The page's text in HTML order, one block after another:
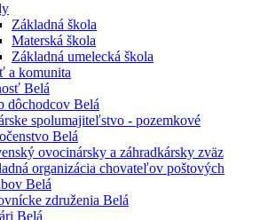
Základná škola
Materská škola
Základná umelecká škola
a komunita
Belá
dôchodcov Belá
spolumajiteľstvo - pozemkové
Belá
ovocinársky a záhradkársky zväz
organizácia chovateľov poštových
Belá
združenia Belá
Belá